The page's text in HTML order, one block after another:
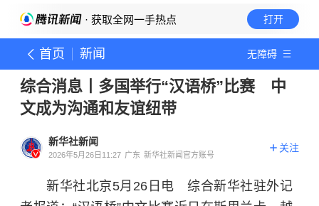
· 获取全网一手热点 打开
首页 新闻 无障碍
综合消息丨多国举行“汉语桥”比赛 中
文成为沟通和友谊纽带
新华社新闻
2026年5月26日11:27 广东 新华社新闻官方账号
关注
新华社北京5月26日电 综合新华社驻外记